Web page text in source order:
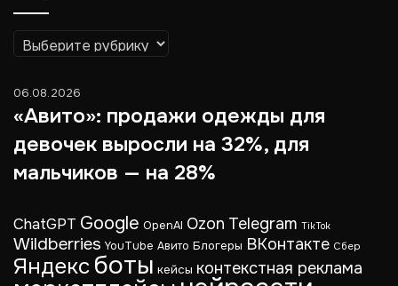
Рубрики
06.08.2026
«Авито»: продажи одежды для
девочек выросли на 32%, для
мальчиков — на 28%
ChatGPT Google OpenAI Ozon Telegram TikTok
Wildberries YouTube Авито Блогеры ВКонтакте Сбер
Яндексботы кейсы контекстная реклама